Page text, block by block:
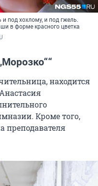
под хохлому, и под гжель.
в форме красного цветка
находится
Кроме того,
преподавателя